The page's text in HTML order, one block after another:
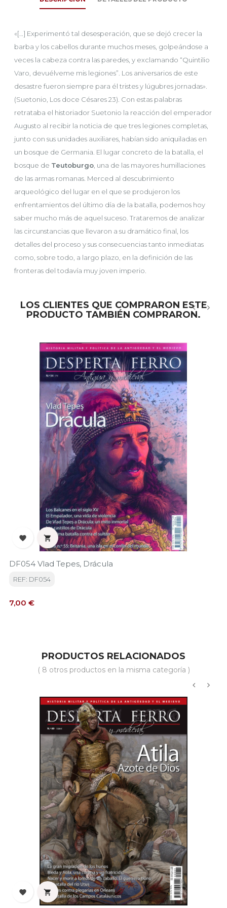
«[…] Experimentó tal desesperación, que se dejó crecer la
barba y los cabellos durante muchos meses, golpeándose a
veces la cabeza contra las paredes, y exclamando “Quintilio
Varo, devuélveme mis legiones”. Los aniversarios de este
desastre fueron siempre para él tristes y lúgubres jornadas».
(Suetonio, Los doce Césares 23). Con estas palabras
retrataba el historiador Suetonio la reacción del emperador
Augusto al recibir la noticia de que tres legiones completas,
junto con sus unidades auxiliares, habían sido aniquiladas en
un bosque de Germania. El lugar concreto de la batalla, el
bosque de Teutoburgo , una de las mayores humillaciones
de las armas romanas . Merced al descubrimiento
arqueológico del lugar en el que se produjeron los
enfrentamientos del último día de la batalla, podemos hoy
saber mucho más de aquel suceso. Trataremos de analizar
las circunstancias que llevaron a su dramático final, los
detalles del proceso y sus consecuencias tanto inmediatas
como, sobre todo, a largo plazo, en la definición de las
fronteras del todavía muy joven imperio.
LOS CLIENTES QUE COMPRARON ESTE
PRODUCTO TAMBIÉN COMPRARON.
 
DF054 Vlad Tepes, Drácula
REF: DF054
Precio
7,00 €
PRODUCTOS RELACIONADOS
( 8 otros productos en la misma categoría )
 